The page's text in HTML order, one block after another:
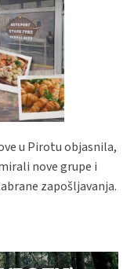
u Pirotu objasnila,
nove grupe i
zapošljavanja.